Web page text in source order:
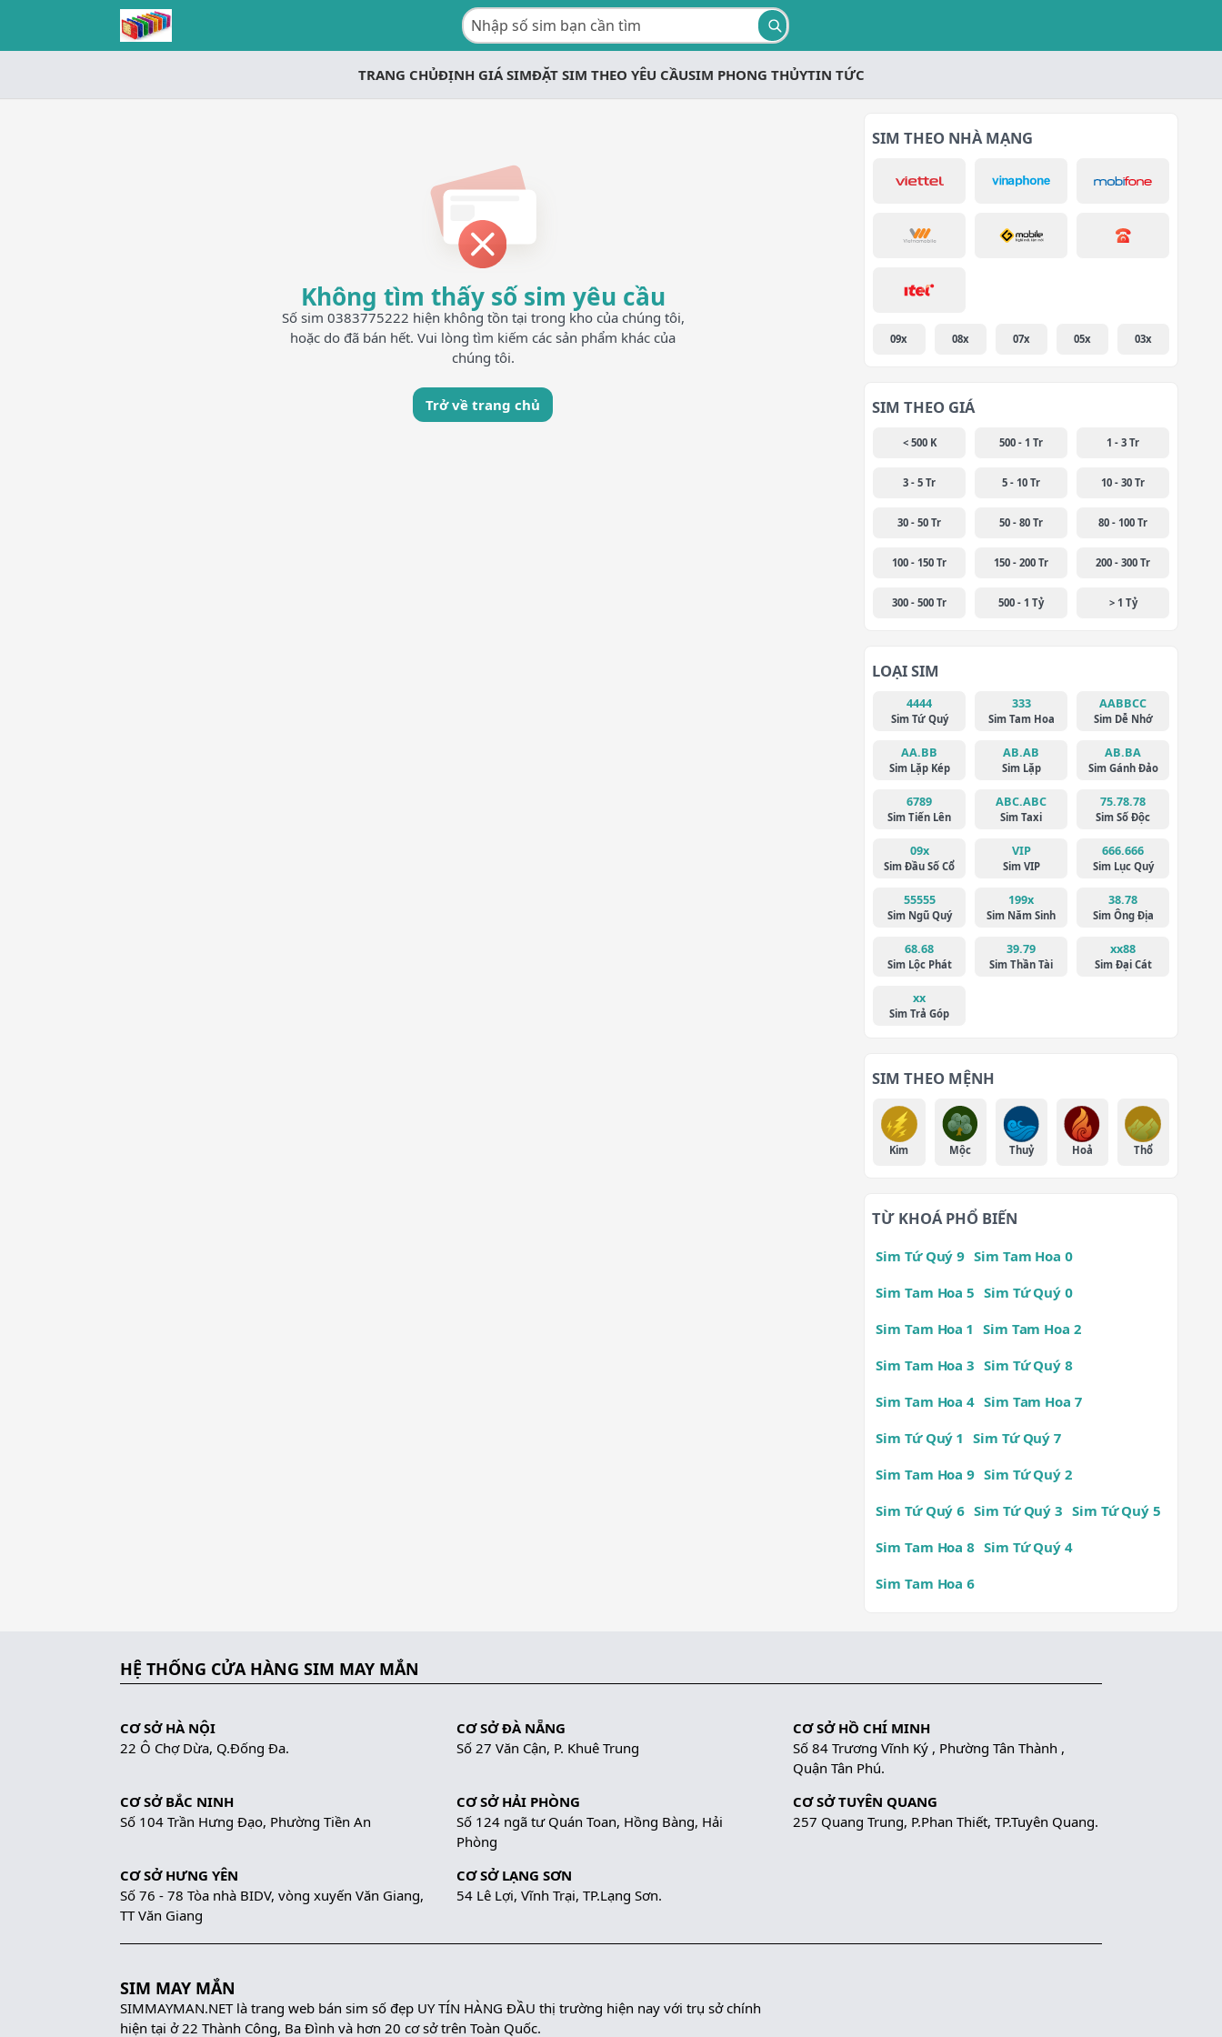
TRANG CHỦĐỊNH GIÁ SIMĐẶT SIM THEO YÊU CẦUSIM PHONG THỦYTIN TỨC
Không tìm thấy số sim yêu cầu
Số sim 0383775222 hiện không tồn tại trong kho của chúng tôi,
hoặc do đã bán hết. Vui lòng tìm kiếm các sản phẩm khác của
chúng tôi.
Trở về trang chủ
SIM THEO NHÀ MẠNG
09x 08x 07x 05x 03x
SIM THEO GIÁ
< 500 K 500 - 1 Tr 1 - 3 Tr
3 - 5 Tr 5 - 10 Tr 10 - 30 Tr
30 - 50 Tr 50 - 80 Tr 80 - 100 Tr
100 - 150 Tr 150 - 200 Tr 200 - 300 Tr
300 - 500 Tr 500 - 1 Tỷ > 1 Tỷ
LOẠI SIM
4444
Sim Tứ Quý
333
Sim Tam Hoa
AABBCC
Sim Dễ Nhớ
AA.BB
Sim Lặp Kép
AB.AB
Sim Lặp
AB.BA
Sim Gánh Đảo
6789
Sim Tiến Lên
ABC.ABC
Sim Taxi
75.78.78
Sim Số Độc
09x
Sim Đầu Số Cổ
VIP
Sim VIP
666.666
Sim Lục Quý
55555
Sim Ngũ Quý
199x
Sim Năm Sinh
38.78
Sim Ông Địa
68.68
Sim Lộc Phát
39.79
Sim Thần Tài
xx88
Sim Đại Cát
xx
Sim Trả Góp
SIM THEO MỆNH
Kim Mộc Thuỷ Hoả Thổ
TỪ KHOÁ PHỔ BIẾN
Sim Tứ Quý 9 Sim Tam Hoa 0
Sim Tam Hoa 5 Sim Tứ Quý 0
Sim Tam Hoa 1
Sim Tam Hoa 2
Sim Tam Hoa 3 Sim Tứ Quý 8
Sim Tam Hoa 4 Sim Tam Hoa 7
Sim Tứ Quý 1
Sim Tứ Quý 7
Sim Tam Hoa 9 Sim Tứ Quý 2
Sim Tứ Quý 6 Sim Tứ Quý 3 Sim Tứ Quý 5
Sim Tam Hoa 8 Sim Tứ Quý 4
Sim Tam Hoa 6
HỆ THỐNG CỬA HÀNG SIM MAY MẮN
CƠ SỞ HÀ NỘI
22 Ô Chợ Dừa, Q.Đống Đa.
CƠ SỞ ĐÀ NẴNG
Số 27 Văn Cận, P. Khuê Trung
CƠ SỞ HỒ CHÍ MINH
Số 84 Trương Vĩnh Ký , Phường Tân Thành ,
Quận Tân Phú.
CƠ SỞ BẮC NINH
Số 104 Trần Hưng Đạo, Phường Tiền An
CƠ SỞ HẢI PHÒNG
Số 124 ngã tư Quán Toan, Hồng Bàng, Hải
Phòng
CƠ SỞ TUYÊN QUANG
257 Quang Trung, P.Phan Thiết, TP.Tuyên Quang.
CƠ SỞ HƯNG YÊN
Số 76 - 78 Tòa nhà BIDV, vòng xuyến Văn Giang,
TT Văn Giang
CƠ SỞ LẠNG SƠN
54 Lê Lợi, Vĩnh Trại, TP.Lạng Sơn.
SIM MAY MẮN
SIMMAYMAN.NET là trang web bán sim số đẹp UY TÍN HÀNG ĐẦU thị trường hiện nay với trụ sở chính
hiện tại ở 22 Thành Công, Ba Đình và hơn 20 cơ sở trên Toàn Quốc.